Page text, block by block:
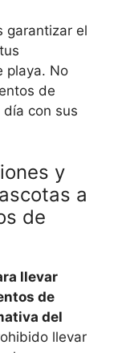
garantizar el
playa. No
de
con sus
y
a
de
llevar
de
del
llevar